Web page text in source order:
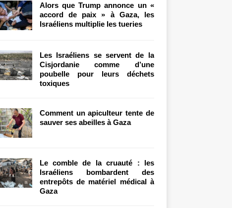
Alors que Trump annonce un «
accord de paix » à Gaza, les
Israéliens multiplie les tueries
Les Israéliens se servent de la
Cisjordanie comme d’une
poubelle pour leurs déchets
toxiques
Comment un apiculteur tente de
sauver ses abeilles à Gaza
Le comble de la cruauté : les
Israéliens bombardent des
entrepôts de matériel médical à
Gaza